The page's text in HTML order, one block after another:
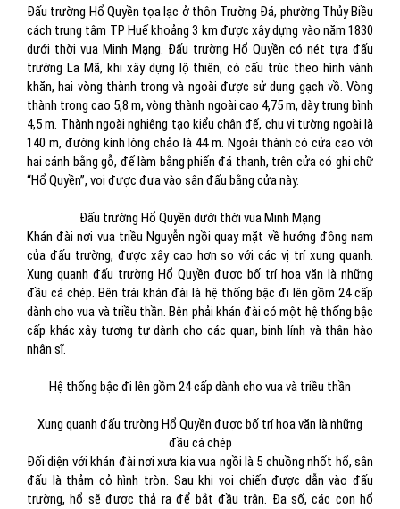
Đấu trường Hổ Quyền tọa lạc ở thôn Trường Đá, phường Thủy Biều
cách trung tâm TP Huế khoảng 3 km được xây dựng vào năm 1830
dưới thời vua Minh Mạng. Đấu trường Hổ Quyền có nét tựa đấu
trường La Mã, khi xây dựng lộ thiên, có cấu trúc theo hình vành
khăn, hai vòng thành trong và ngoài được sử dụng gạch vồ. Vòng
thành trong cao 5,8 m, vòng thành ngoài cao 4,75 m, dày trung bình
4,5 m. Thành ngoài nghiêng tạo kiểu chân đế, chu vi tường ngoài là
140 m, đường kính lòng chảo là 44 m. Ngoài thành có cửa cao với
hai cánh bằng gỗ, đế làm bằng phiến đá thanh, trên cửa có ghi chữ
“Hổ Quyền”, voi được đưa vào sân đấu bằng cửa này.
Đấu trường Hổ Quyền dưới thời vua Minh Mạng
Khán đài nơi vua triều Nguyễn ngồi quay mặt về hướng đông nam
của đấu trường, được xây cao hơn so với các vị trí xung quanh.
Xung quanh đấu trường Hổ Quyền được bố trí hoa văn là những
đầu cá chép. Bên trái khán đài là hệ thống bậc đi lên gồm 24 cấp
dành cho vua và triều thần. Bên phải khán đài có một hệ thống bậc
cấp khác xây tương tự dành cho các quan, binh lính và thân hào
nhân sĩ.
Hệ thống bậc đi lên gồm 24 cấp dành cho vua và triều thần
Xung quanh đấu trường Hổ Quyền được bố trí hoa văn là những
đầu cá chép
Đối diện với khán đài nơi xưa kia vua ngồi là 5 chuồng nhốt hổ, sân
đấu là thảm cỏ hình tròn. Sau khi voi chiến được dẫn vào đấu
trường, hổ sẽ được thả ra để bắt đầu trận. Đa số, các con hổ